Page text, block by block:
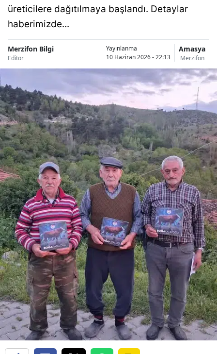
üreticilere dağıtılmaya başlandı. Detaylar
haberimizde...
Merzifon Bilgi
Editör
Yayınlanma
10 Haziran 2026 - 22:13
Amasya
Merzifon